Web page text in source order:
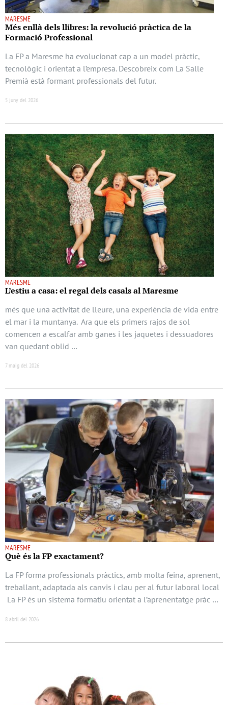
MARESME
Més enllà dels llibres: la revolució pràctica de la
Formació Professional
La FP a Maresme ha evolucionat cap a un model pràctic,
tecnològic i orientat a l’empresa. Descobreix com La Salle
Premià està formant professionals del futur.
5 juny del 2026
MARESME
L’estiu a casa: el regal dels casals al Maresme
més que una activitat de lleure, una experiència de vida entre
el mar i la muntanya. Ara que els primers rajos de sol
comencen a escalfar amb ganes i les jaquetes i dessuadores
van quedant oblid …
7 maig del 2026
MARESME
Què és la FP exactament?
La FP forma professionals pràctics, amb molta feina, aprenent,
treballant, adaptada als canvis i clau per al futur laboral local
La FP és un sistema formatiu orientat a l’aprenentatge pràc …
8 abril del 2026